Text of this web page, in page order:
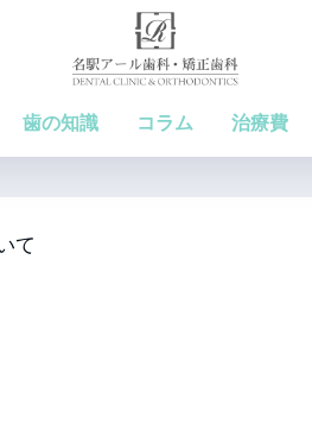
歯の知識 コラム 治療費
て